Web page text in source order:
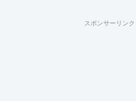
スポンサーリンク